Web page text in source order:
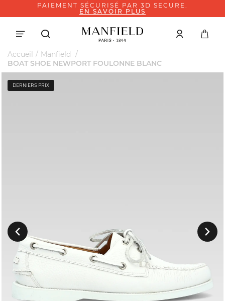
PAIEMENT SÉCURISÉ PAR 3D SECURE.
EN SAVOIR PLUS
Accueil
Manfield
BOAT SHOE NEWPORT FOULONNE BLANC
Précedent Suivant
DERNIERS PRIX